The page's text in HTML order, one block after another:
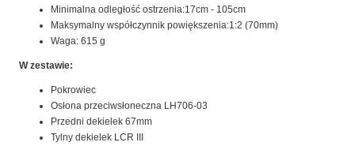
Minimalna odległość ostrzenia:17cm - 105cm
Maksymalny współczynnik powiększenia:1:2 (70mm)
Waga: 615 g
W zestawie:
Pokrowiec
Osłona przeciwsłoneczna LH706-03
Przedni dekielek 67mm
Tylny dekielek LCR III